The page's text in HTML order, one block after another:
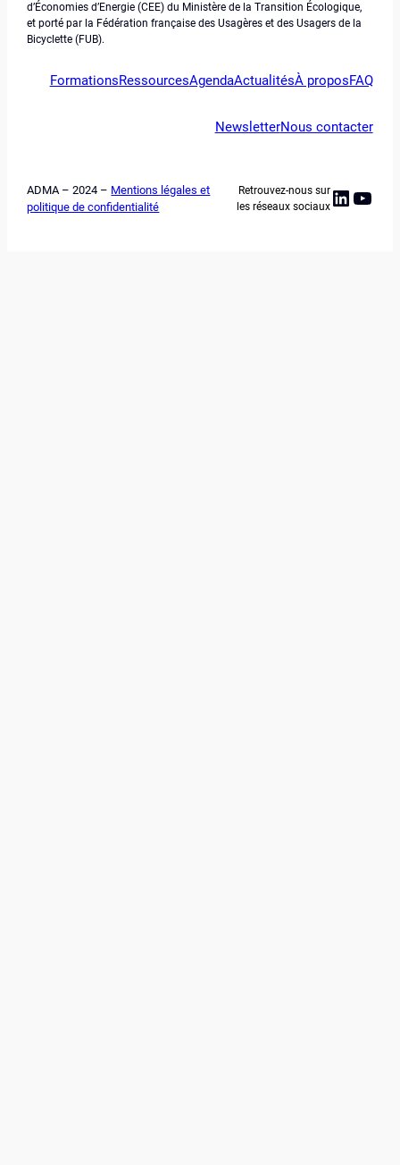
d’Économies d’Energie (CEE) du Ministère de la Transition Écologique,
et porté par la Fédération française des Usagères et des Usagers de la
Bicyclette (FUB).
FormationsRessourcesAgendaActualitésÀ proposFAQ
NewsletterNous contacter
ADMA – 2024 – Mentions légales et
politique de confidentialité
Retrouvez-nous sur
les réseaux sociaux